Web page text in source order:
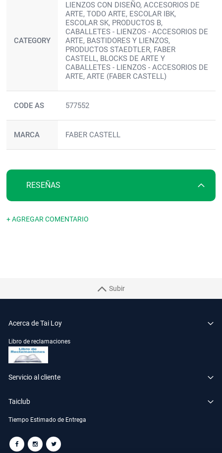
CATEGORY
LIENZOS CON DISEÑO, ACCESORIOS DE
ARTE, TODO ARTE, ESCOLAR IBK,
ESCOLAR SK, PRODUCTOS B,
CABALLETES - LIENZOS - ACCESORIOS DE
ARTE, BASTIDORES Y LIENZOS,
PRODUCTOS STAEDTLER, FABER
CASTELL, BLOCKS DE ARTE Y
CABALLETES - LIENZOS - ACCESORIOS DE
ARTE, ARTE (FABER CASTELL)
CODE AS 577552
MARCA FABER CASTELL
RESEÑAS
+ AGREGAR COMENTARIO
Subir
Acerca de Tai Loy
Libro de reclamaciones
Servicio al cliente
Taiclub
Tiempo Estimado de Entrega